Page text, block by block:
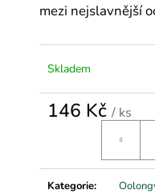
mezi nejslavnější
Skladem
146 Kč / ks
Kategorie: